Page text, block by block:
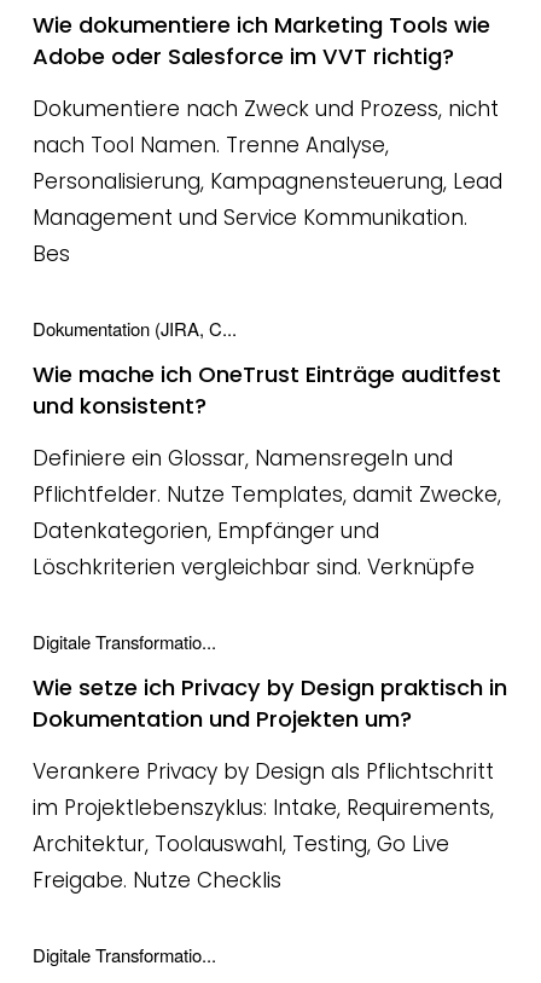
Wie dokumentiere ich Marketing Tools wie
Adobe oder Salesforce im VVT richtig?
Dokumentiere nach Zweck und Prozess, nicht
nach Tool Namen. Trenne Analyse,
Personalisierung, Kampagnensteuerung, Lead
Management und Service Kommunikation.
Bes
Dokumentation (JIRA, C...
Wie mache ich OneTrust Einträge auditfest
und konsistent?
Definiere ein Glossar, Namensregeln und
Pflichtfelder. Nutze Templates, damit Zwecke,
Datenkategorien, Empfänger und
Löschkriterien vergleichbar sind. Verknüpfe
Digitale Transformatio...
Wie setze ich Privacy by Design praktisch in
Dokumentation und Projekten um?
Verankere Privacy by Design als Pflichtschritt
im Projektlebenszyklus: Intake, Requirements,
Architektur, Toolauswahl, Testing, Go Live
Freigabe. Nutze Checklis
Digitale Transformatio...